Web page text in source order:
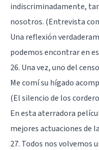
indiscriminadamente,
nosotros. (Entrevista
Una reflexión
podemos encontrar en
26. Una vez, uno del
Me comí su hígado
(El silencio de los
En esta aterradora
mejores actuaciones de
27. Todos nos volvemos